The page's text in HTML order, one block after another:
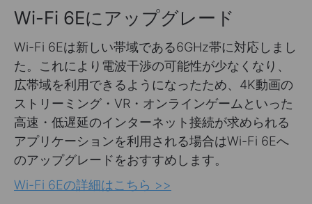
Wi-Fi 6Eにアップグレード
Wi-Fi 6Eは新しい帯域である6GHz帯に対応しまし
た。これにより電波干渉の可能性が少なくなり、
広帯域を利用できるようになったため、4K動画の
ストリーミング・VR・オンラインゲームといった
高速・低遅延のインターネット接続が求められる
アプリケーションを利用される場合はWi-Fi 6Eへ
のアップグレードをおすすめします。
Wi-Fi 6Eの詳細はこちら >>